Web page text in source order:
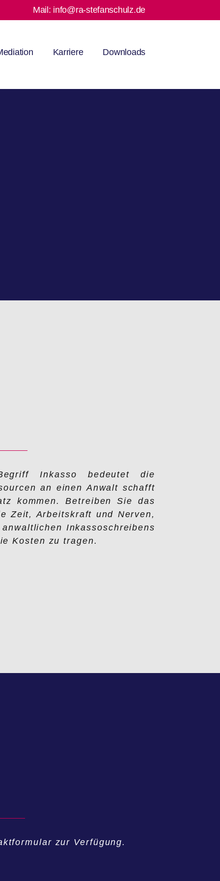
Mail: info@ra-stefanschulz.de
Karriere Downloads
Inkasso bedeutet die
an einen Anwalt schafft
kommen. Betreiben Sie das
Zeit, Arbeitskraft und Nerven,
Inkassoschreibens
Kosten zu tragen.
zur Verfügung.